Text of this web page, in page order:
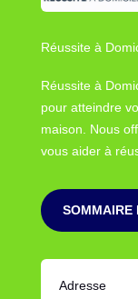
Réussite à
Réussite à
pour atteindre
maison. Nous
vous aider à
SOMMAIRE
Adresse